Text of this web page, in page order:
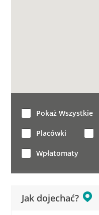
Jak dojechać?
Pokaż Wszystkie
Placówki
Wpłatomaty